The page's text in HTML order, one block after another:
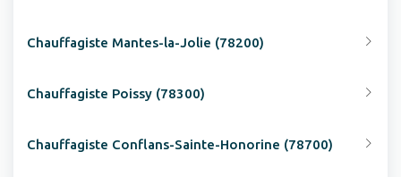
Chauffagiste Mantes-la-Jolie (78200)
Chauffagiste Poissy (78300)
Chauffagiste Conflans-Sainte-Honorine (78700)